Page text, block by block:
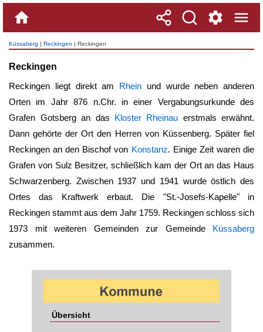
Küssaberg | Reckingen | Reckingen
Reckingen
Reckingen liegt direkt am Rhein und wurde neben anderen
Orten im Jahr 876 n.Chr. in einer Vergabungsurkunde des
Grafen Gotsberg an das Kloster Rheinau erstmals erwähnt.
Dann gehörte der Ort den Herren von Küssenberg. Später fiel
Reckingen an den Bischof von Konstanz. Einige Zeit waren die
Grafen von Sulz Besitzer, schließlich kam der Ort an das Haus
Schwarzenberg. Zwischen 1937 und 1941 wurde östlich des
Ortes das Kraftwerk erbaut. Die "St.-Josefs-Kapelle" in
Reckingen stammt aus dem Jahr 1759. Reckingen schloss sich
1973 mit weiteren Gemeinden zur Gemeinde Küssaberg
zusammen.
Übersicht